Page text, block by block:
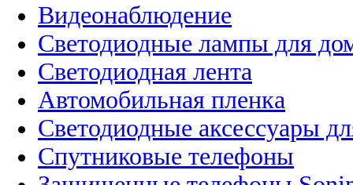
Видеонаблюдение
Светодиодные лампы для
Светодиодная лента
Автомобильная пленка
Светодиодные аксессуары
Спутниковые телефоны